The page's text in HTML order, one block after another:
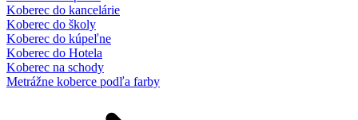
Koberec do kancelárie
Koberec do školy
Koberec do kúpeľne
Koberec do Hotela
Koberec na schody
Metrážne koberce podľa farby